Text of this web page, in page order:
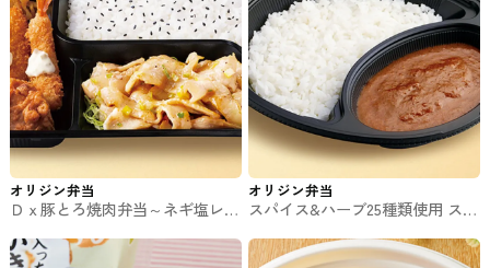
オリジン弁当
Ｄｘ豚とろ焼肉弁当～ネギ塩レモ
オリジン弁当
スパイス&ハーブ25種類使用 スパ
当